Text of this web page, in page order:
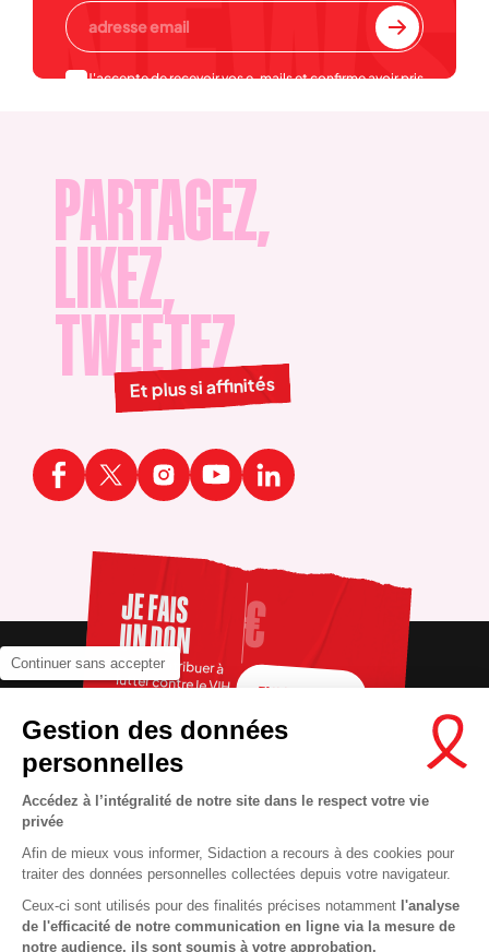
Continuer sans accepter
Gestion des données
personnelles
Accédez à l’intégralité de notre site dans le respect votre vie
privée
Afin de mieux vous informer, Sidaction a recours à des cookies pour
traiter des données personnelles collectées depuis votre navigateur.
Ceux-ci sont utilisés pour des finalités précises notamment l'analyse
de l'efficacité de notre communication en ligne via la mesure de
notre audience, ils sont soumis à votre approbation.
J'accepte de recevoir vos e-mails et confirme avoir pris
PARTAGEZ,
LIKEZ,
TWEETEZ
Et plus si affinités
Contact
RECRUTEMENT
MENTIONS LÉGALES
JE FAIS
UN DON
Pour contribuer à
lutter contre le VIH FAIRE UN DON